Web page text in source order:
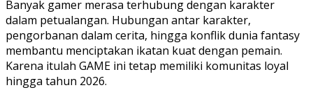
Banyak gamer merasa terhubung dengan karakter
dalam petualangan. Hubungan antar karakter,
pengorbanan dalam cerita, hingga konflik dunia fantasy
membantu menciptakan ikatan kuat dengan pemain.
Karena itulah GAME ini tetap memiliki komunitas loyal
hingga tahun 2026.